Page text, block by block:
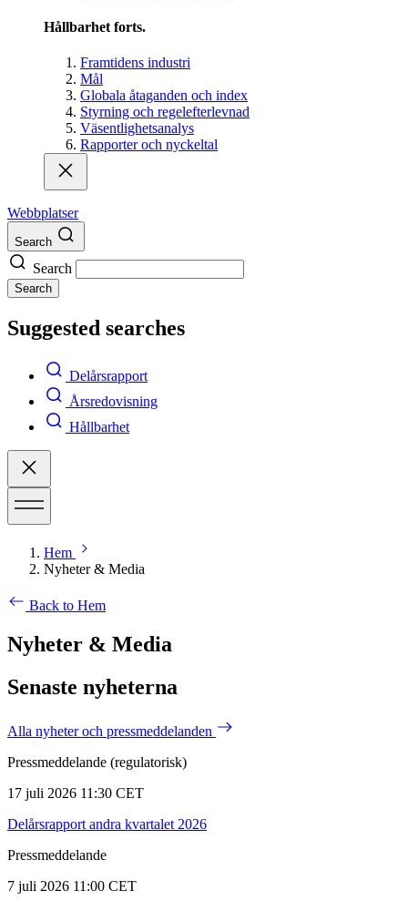
Hållbarhet forts.
Framtidens industri
Mål
Globala åtaganden och index
Styrning och regelefterlevnad
Väsentlighetsanalys
Rapporter och nyckeltal
Webbplatser
Search
Search
Search
Suggested searches
Delårsrapport
Årsredovisning
Hållbarhet
Hem
Nyheter & Media
Back to Hem
Nyheter & Media
Senaste nyheterna
Alla nyheter och pressmeddelanden
Pressmeddelande (regulatorisk)
17 juli 2026 11:30 CET
Delårsrapport andra kvartalet 2026
Pressmeddelande
7 juli 2026 11:00 CET